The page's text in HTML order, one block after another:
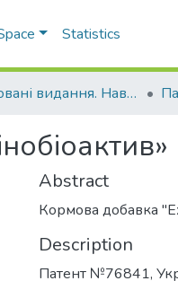
Statistics
Друковані видання. Навчально-науковий інститут агротехнологій, селекції та екології
Abstract
Кормова добавка
Description
Патент №76841,